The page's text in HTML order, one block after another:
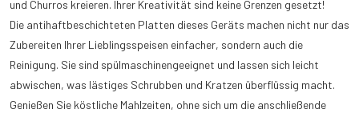
und Churros kreieren. Ihrer Kreativität sind keine Grenzen gesetzt!
Die antihaftbeschichteten Platten dieses Geräts machen nicht nur das
Zubereiten Ihrer Lieblingsspeisen einfacher, sondern auch die
Reinigung. Sie sind spülmaschinengeeignet und lassen sich leicht
abwischen, was lästiges Schrubben und Kratzen überflüssig macht.
Genießen Sie köstliche Mahlzeiten, ohne sich um die anschließende